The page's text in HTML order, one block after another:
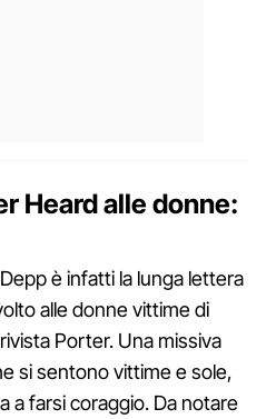
Heard alle donne:
è infatti la lunga lettera
alle donne vittime di
Porter. Una missiva
si sentono vittime e sole,
a farsi coraggio. Da notare